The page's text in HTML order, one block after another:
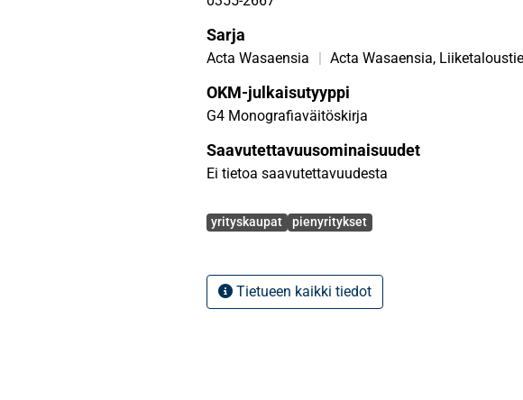
Sarja
Acta Wasaensia | Acta Wasaensia,
OKM-julkaisutyyppi
G4 Monografiaväitöskirja
Saavutettavuusominaisuudet
Ei tietoa saavutettavuudesta
Avainsanat
yrityskaupat pienyritykset
Tietueen kaikki tiedot